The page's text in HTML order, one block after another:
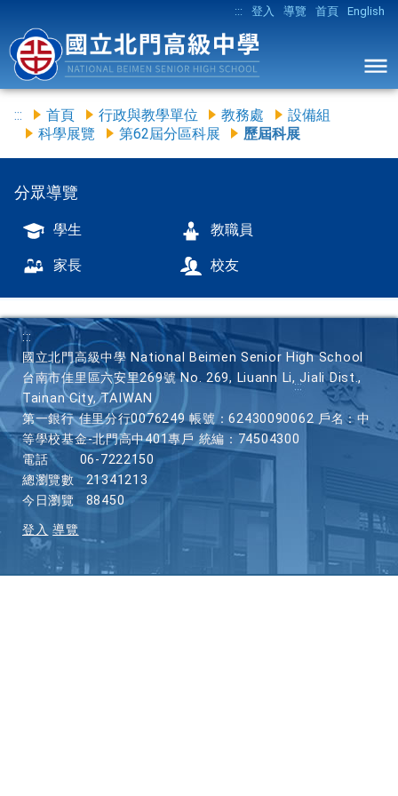
::: 登入 導覽 首頁 English
::: 首頁 行政與教學單位 教務處
設備組
科學展覽
第62屆分區科展 歷屆科展
分眾導覽
學生 教職員
家長 校友
:::
國立北門高級中學 National Beimen Senior High School
台南市佳里區六安里269號 No. 269, Liuann Li, Jiali Dist.,
Tainan City, TAIWAN
第一銀行 佳里分行0076249 帳號：62430090062 戶名：中
等學校基金-北門高中401專戶 統編：74504300
電話
06-7222150
總瀏覽數
21341213
今日瀏覽
88450
登入 導覽